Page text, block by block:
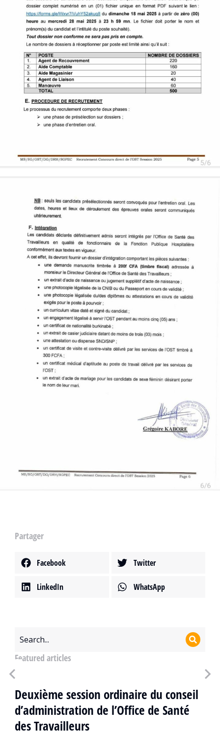
Partager
Facebook Twitter
LinkedIn WhatsApp
Featured articles
Deuxième session ordinaire du conseil
d’administration de l’Office de Santé
des Travailleurs